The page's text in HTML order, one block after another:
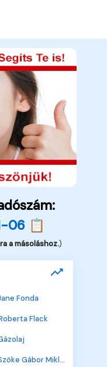
06 📋
a másoláshoz.)
Fonda
Flack
Gábor Miklós